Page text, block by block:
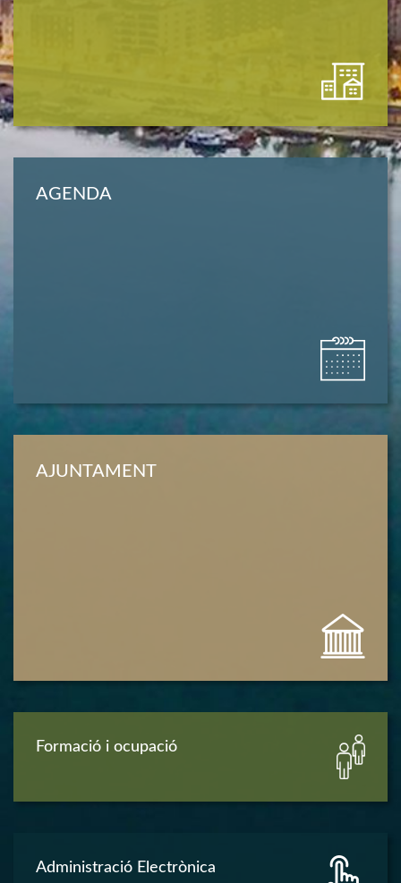
AGENDA
AJUNTAMENT
Formació i ocupació
Administració Electrònica